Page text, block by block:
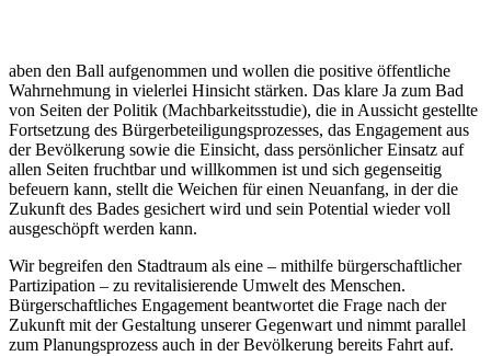
aben den Ball aufgenommen und wollen die positive öffentliche
Wahrnehmung in vielerlei Hinsicht stärken. Das klare Ja zum Bad
von Seiten der Politik (Machbarkeitsstudie), die in Aussicht gestellte
Fortsetzung des Bürgerbeteiligungsprozesses, das Engagement aus
der Bevölkerung sowie die Einsicht, dass persönlicher Einsatz auf
allen Seiten fruchtbar und willkommen ist und sich gegenseitig
befeuern kann, stellt die Weichen für einen Neuanfang, in der die
Zukunft des Bades gesichert wird und sein Potential wieder voll
ausgeschöpft werden kann.
Wir begreifen den Stadtraum als eine – mithilfe bürgerschaftlicher
Partizipation – zu revitalisierende Umwelt des Menschen.
Bürgerschaftliches Engagement beantwortet die Frage nach der
Zukunft mit der Gestaltung unserer Gegenwart und nimmt parallel
zum Planungsprozess auch in der Bevölkerung bereits Fahrt auf.